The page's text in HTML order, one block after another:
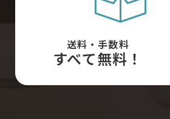
送料・手数料
すべて無料！